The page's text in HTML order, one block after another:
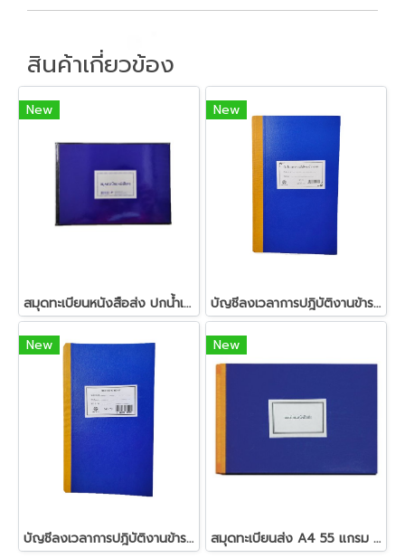
สินค้าเกี่ยวข้อง
New
สมุดทะเบียนหนังสือส่ง ปกน้ำเงินเคลือบ
New
บัญชีลงเวลาการปฎิบัติงานข้าราชการ (หน้าเดี่ยว)
New
บัญชีลงเวลาการปฎิบัติงานข้าราชการ (หน้าคู่)
New
สมุดทะเบียนส่ง A4 55 แกรม 80